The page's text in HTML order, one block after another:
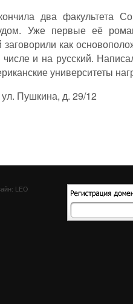
два факультета
Уже первые её
заговорили как
и на русский.
университеты
Пушкина, д. 29/12
LEO